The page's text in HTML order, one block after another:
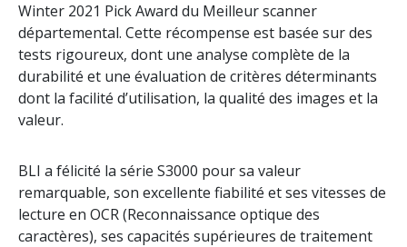
Winter 2021 Pick Award du Meilleur scanner
départemental. Cette récompense est basée sur des
tests rigoureux, dont une analyse complète de la
durabilité et une évaluation de critères déterminants
dont la facilité d’utilisation, la qualité des images et la
valeur.
BLI a félicité la série S3000 pour sa valeur
remarquable, son excellente fiabilité et ses vitesses de
lecture en OCR (Reconnaissance optique des
caractères), ses capacités supérieures de traitement